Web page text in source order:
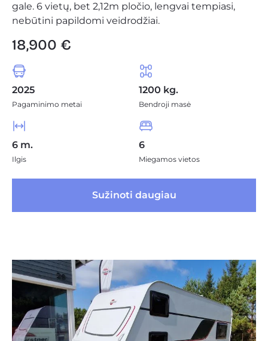
gale. 6 vietų, bet 2,12m pločio, lengvai tempiasi,
nebūtini papildomi veidrodžiai.
18,900 €
2025
Pagaminimo metai
1200 kg.
Bendroji masė
6 m.
Ilgis
6
Miegamos vietos
Sužinoti daugiau